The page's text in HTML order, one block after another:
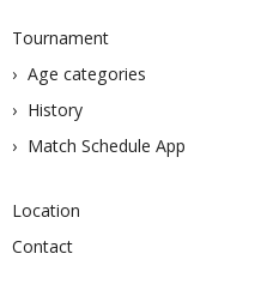
Tournament
Age categories
History
Match Schedule App
Location
Contact